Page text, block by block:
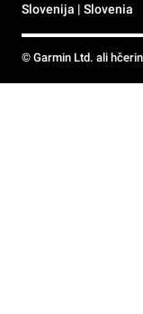
Slovenija | Slovenia
© Garmin Ltd. ali